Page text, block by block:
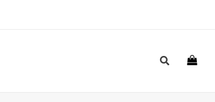
Paieška